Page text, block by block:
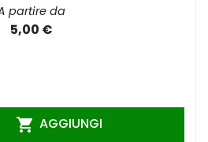
partire da
5,00 €
 AGGIUNGI